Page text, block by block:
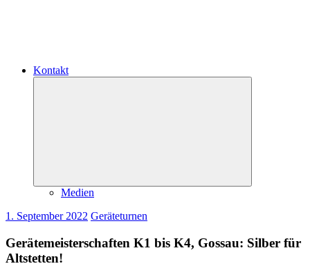
Kontakt
Medien
1. September 2022 Geräteturnen
Gerätemeisterschaften K1 bis K4, Gossau: Silber für
Altstetten!